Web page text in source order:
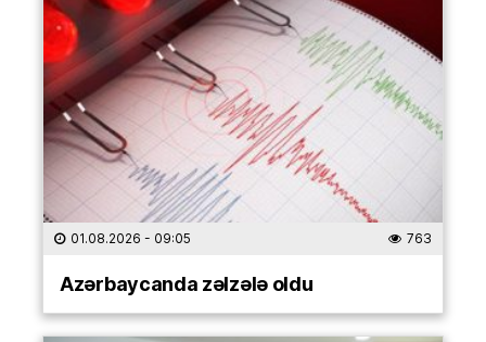
01.08.2026 - 09:05 763
Azərbaycanda zəlzələ oldu